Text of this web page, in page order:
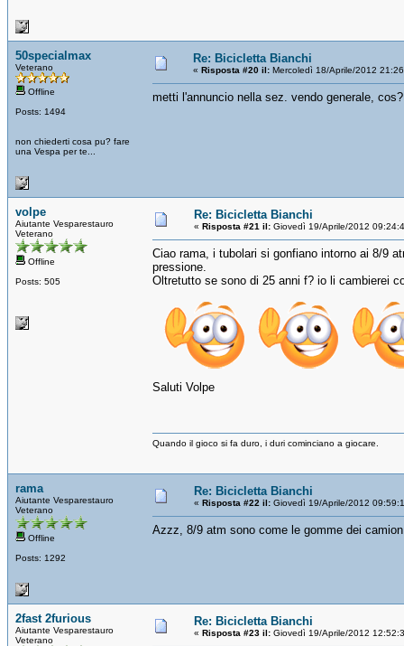
50specialmax
Veterano
Offline
Posts: 1494
non chiederti cosa pu? fare
una Vespa per te...
Re: Bicicletta Bianchi
« Risposta #20 il: Mercoledì 18/Aprile/2012
metti l'annuncio nella sez. vendo generale,
volpe
Aiutante Vesparestauro
Veterano
Offline
Posts: 505
Re: Bicicletta Bianchi
« Risposta #21 il: Giovedì 19/Aprile/2012
Ciao rama, i tubolari si gonfiano intorno ai 8/9
pressione.
Oltretutto se sono di 25 anni f? io li cambierei
Saluti Volpe
Quando il gioco si fa duro, i duri cominciano a giocare.
rama
Aiutante Vesparestauro
Veterano
Offline
Posts: 1292
Re: Bicicletta Bianchi
« Risposta #22 il: Giovedì 19/Aprile/2012
Azzz, 8/9 atm sono come le gomme dei
2fast 2furious
Aiutante Vesparestauro
Veterano
Re: Bicicletta Bianchi
« Risposta #23 il: Giovedì 19/Aprile/2012